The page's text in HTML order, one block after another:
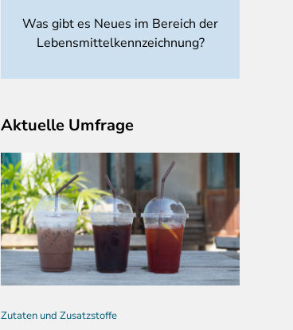
Was gibt es Neues im Bereich der
Lebensmittelkennzeichnung?
Aktuelle Umfrage
Zutaten und Zusatzstoffe